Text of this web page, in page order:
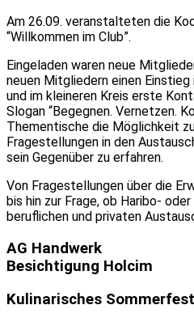
Am 26.09. veranstalteten die
“Willkommen im Club”.
Eingeladen waren neue
neuen Mitgliedern einen
und im kleineren Kreis erste
Slogan “Begegnen. Vernetzen.
Thementische die Möglichkeit
Fragestellungen in den
sein Gegenüber zu erfahren.
Von Fragestellungen über die
bis hin zur Frage, ob Haribo-
beruflichen und privaten
AG Handwerk
Besichtigung Holcim
Kulinarisches